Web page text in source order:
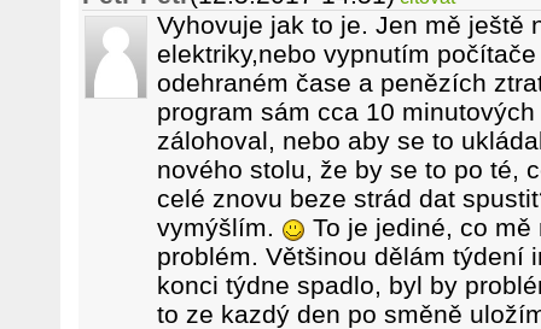
Vyhovuje jak to je. Jen mě ještě
elektriky,nebo vypnutím
odehraném čase a penězích
program sám cca 10
zálohoval, nebo aby se to
nového stolu, že by se to po té,
celé znovu beze strád dat
vymýšlím.
To je jediné, co
problém. Většinou dělám týdení
konci týdne spadlo, byl by
to ze kazdý den po směně